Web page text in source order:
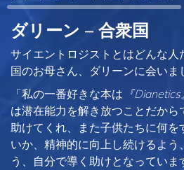
ダリーン – 合衆国
サイエントロジストとはどんな人
国のお母さん、ダリーンに会いま
「私の一番好きな本は 『Dianetics
は潜在能力を解き放つことだから
助けてくれ、また子供たちに何を
いか、精神的に向上し続けるよう
う、自分で導く助けとなっていま